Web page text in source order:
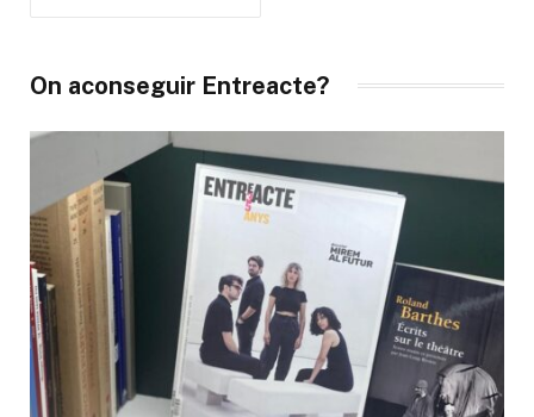
On aconseguir Entreacte?